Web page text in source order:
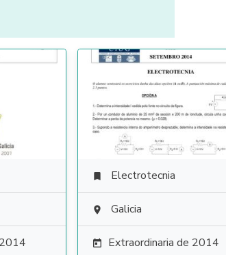
 Electrotecnia
 Galicia
 Extraordinaria de 2014